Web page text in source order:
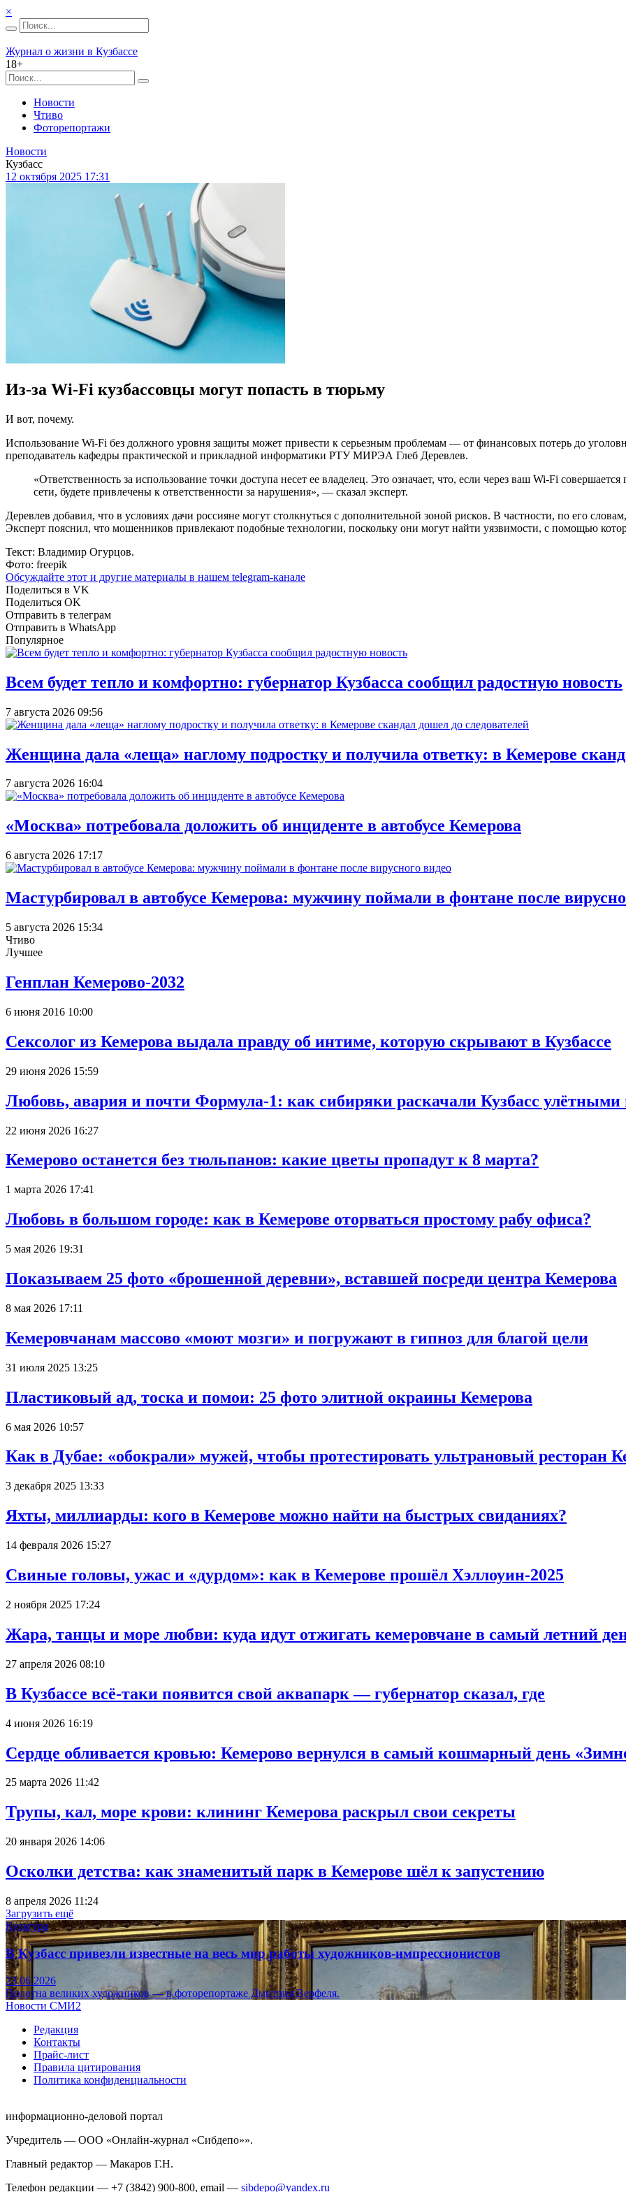
×
Журнал о жизни в Кузбассе
18+
Новости
Чтиво
Фоторепортажи
Новости
Кузбасс
12 октября 2025 17:31
Из-за Wi-Fi кузбассовцы могут попасть в тюрьму
И вот, почему.
Использование Wi-Fi без должного уровня защиты может привести к серьезным проблемам — от финансовых потерь до
преподаватель кафедры практической и прикладной информатики РТУ МИРЭА Глеб Деревлев.
«Ответственность за использование точки доступа несет ее владелец. Это означает, что, если через ваш Wi-Fi
сети, будете привлечены к ответственности за нарушения», — сказал эксперт.
Деревлев добавил, что в условиях дачи россияне могут столкнуться с дополнительной зоной рисков. В частности, по его
Эксперт пояснил, что мошенников привлекают подобные технологии, поскольку они могут найти уязвимости, с помощью
Текст: Владимир Огурцов.
Фото: freepik
Обсуждайте этот и другие материалы в нашем telegram-канале
Поделиться в VK
Поделиться OK
Отправить в телеграм
Отправить в WhatsApp
Популярное
Всем будет тепло и комфортно: губернатор Кузбасса сообщил радостную новость
7 августа 2026 09:56
Женщина дала «леща» наглому подростку и получила ответку: в Кемерове
7 августа 2026 16:04
«Москва» потребовала доложить об инциденте в автобусе Кемерова
6 августа 2026 17:17
Мастурбировал в автобусе Кемерова: мужчину поймали в фонтане после
5 августа 2026 15:34
Чтиво
Лучшее
Генплан Кемерово-2032
6 июня 2016 10:00
Сексолог из Кемерова выдала правду об интиме, которую скрывают в Кузбассе
29 июня 2026 15:59
Любовь, авария и почти Формула-1: как сибиряки раскачали Кузбасс улётными
22 июня 2026 16:27
Кемерово останется без тюльпанов: какие цветы пропадут к 8 марта?
1 марта 2026 17:41
Любовь в большом городе: как в Кемерове оторваться простому рабу офиса?
5 мая 2026 19:31
Показываем 25 фото «брошенной деревни», вставшей посреди центра Кемерова
8 мая 2026 17:11
Кемеровчанам массово «моют мозги» и погружают в гипноз для благой цели
31 июля 2025 13:25
Пластиковый ад, тоска и помои: 25 фото элитной окраины Кемерова
6 мая 2026 10:57
Как в Дубае: «обокрали» мужей, чтобы протестировать ультрановый ресторан
3 декабря 2025 13:33
Яхты, миллиарды: кого в Кемерове можно найти на быстрых свиданиях?
14 февраля 2026 15:27
Свиные головы, ужас и «дурдом»: как в Кемерове прошёл Хэллоуин-2025
2 ноября 2025 17:24
Жара, танцы и море любви: куда идут отжигать кемеровчане в самый летний
27 апреля 2026 08:10
В Кузбассе всё-таки появится свой аквапарк — губернатор сказал, где
4 июня 2026 16:19
Сердце обливается кровью: Кемерово вернулся в самый кошмарный день
25 марта 2026 11:42
Трупы, кал, море крови: клининг Кемерова раскрыл свои секреты
20 января 2026 14:06
Осколки детства: как знаменитый парк в Кемерове шёл к запустению
8 апреля 2026 11:24
Загрузить ещё
Культура
В Кузбасс привезли известные на весь мир работы художников-импрессионистов
23.06.2026
Полотна великих художников — в фоторепортаже Дмитрия Верфеля.
Новости СМИ2
Редакция
Контакты
Прайс-лист
Правила цитирования
Политика конфиденциальности
информационно-деловой портал
Учредитель — ООО «Онлайн-журнал «Сибдепо»».
Главный редактор — Макаров Г.Н.
Телефон редакции — +7 (3842) 900-800, email — sibdepo@yandex.ru